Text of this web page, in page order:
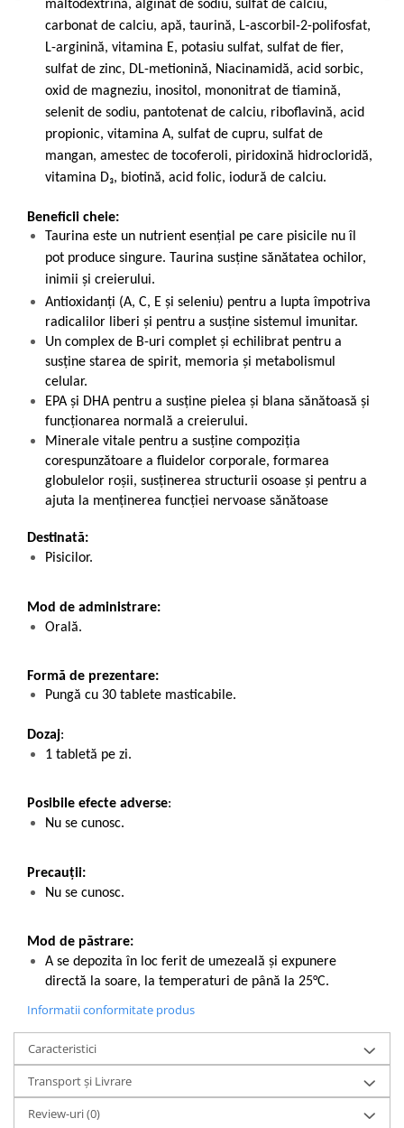
maltodextrină, alginat de sodiu, sulfat de calciu,
carbonat de calciu, apă, taurină, L-ascorbil-2-polifosfat,
L-arginină, vitamina E, potasiu sulfat, sulfat de fier,
sulfat de zinc, DL-metionină, Niacinamidă, acid sorbic,
oxid de magneziu, inositol, mononitrat de tiamină,
selenit de sodiu, pantotenat de calciu, riboflavină, acid
propionic, vitamina A, sulfat de cupru, sulfat de
mangan, amestec de tocoferoli, piridoxină hidrocloridă,
vitamina D₃, biotină, acid folic, iodură de calciu.
Beneficii cheie:
Taurina este un nutrient esențial pe care pisicile nu îl
pot produce singure. Taurina susține sănătatea ochilor,
inimii și creierului.
Antioxidanți (A, C, E și seleniu) pentru a lupta împotriva
radicalilor liberi și pentru a susține sistemul imunitar.
Un complex de B-uri complet și echilibrat pentru a
susține starea de spirit, memoria și metabolismul
celular.
EPA și DHA pentru a susține pielea și blana sănătoasă și
funcționarea normală a creierului.
Minerale vitale pentru a susține compoziția
corespunzătoare a fluidelor corporale, formarea
globulelor roșii, susținerea structurii osoase și pentru a
ajuta la menținerea funcției nervoase sănătoase
Destinată:
Pisicilor.
Mod de administrare:
Orală.
Formă de prezentare:
Pungă cu 30 tablete masticabile.
Dozaj:
1 tabletă pe zi.
Posibile efecte adverse:
Nu se cunosc.
Precauții:
Nu se cunosc.
Mod de păstrare:
A se depozita în loc ferit de umezeală și expunere
directă la soare, la temperaturi de până la 25°C.
Informatii conformitate produs
Caracteristici
Transport și Livrare
Review-uri(0)